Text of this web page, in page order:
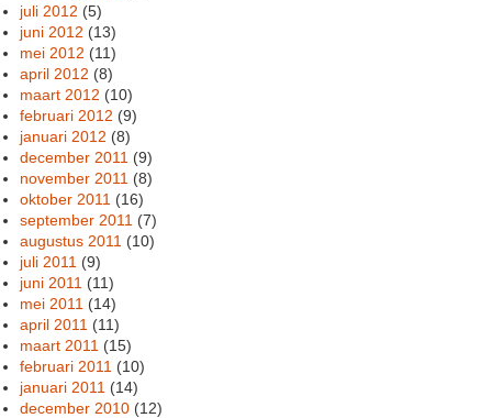
juli 2012 (5)
juni 2012 (13)
mei 2012 (11)
april 2012 (8)
maart 2012 (10)
februari 2012 (9)
januari 2012 (8)
december 2011 (9)
november 2011 (8)
oktober 2011 (16)
september 2011 (7)
augustus 2011 (10)
juli 2011 (9)
juni 2011 (11)
mei 2011 (14)
april 2011 (11)
maart 2011 (15)
februari 2011 (10)
januari 2011 (14)
december 2010 (12)